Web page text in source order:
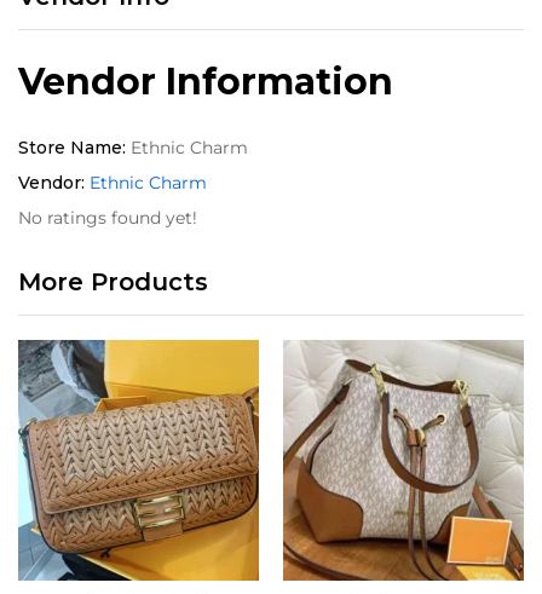
Vendor Information
Store Name: Ethnic Charm
Vendor: Ethnic Charm
No ratings found yet!
More Products